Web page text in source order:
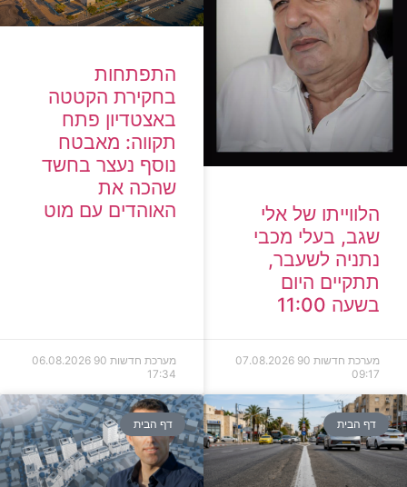
הלווייתו של אלי
שגב, בעלי מכבי
נתניה לשעבר,
תתקיים היום
בשעה 11:00
מערכת חדשות 90
07.08.2026
09:17
התפתחות
בחקירת הקטטה
באצטדיון פתח
תקווה: מאבטח
נוסף נעצר בחשד
שהכה את
האוהדים עם מוט
מערכת חדשות 90
06.08.2026
17:34
דף הבית דף הבית